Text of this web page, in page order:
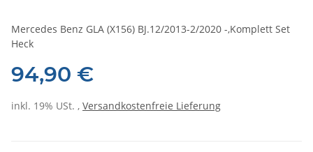
Mercedes Benz GLA (X156) BJ.12/2013-2/2020 -,Komplett Set
Heck
94,90 €
inkl. 19% USt. , Versandkostenfreie Lieferung